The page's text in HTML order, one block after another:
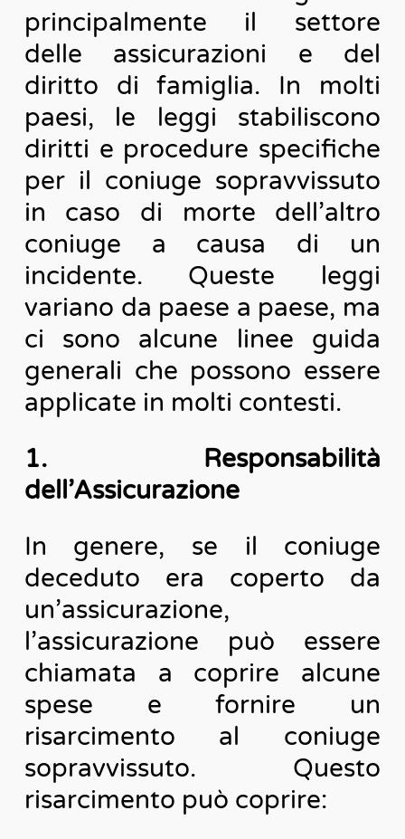
principalmente il settore
delle assicurazioni e del
diritto di famiglia. In molti
paesi, le leggi stabiliscono
diritti e procedure specifiche
per il coniuge sopravvissuto
in caso di morte dell’altro
coniuge a causa di un
incidente. Queste leggi
variano da paese a paese, ma
ci sono alcune linee guida
generali che possono essere
applicate in molti contesti.
1. Responsabilità
dell’Assicurazione
In genere, se il coniuge
deceduto era coperto da
un’assicurazione,
l’assicurazione può essere
chiamata a coprire alcune
spese e fornire un
risarcimento al coniuge
sopravvissuto. Questo
risarcimento può coprire: